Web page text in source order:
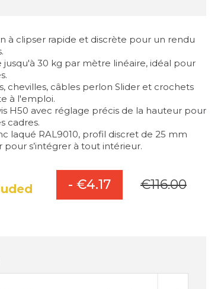
à clipser rapide et discrète pour un rendu
jusqu'à 30 kg par mètre linéaire, idéal pour
chevilles, câbles perlon Slider et crochets
à l'emploi.
H50 avec réglage précis de la hauteur pour
cadres.
laqué RAL9010, profil discret de 25 mm
s’intégrer à tout intérieur.
- €4.17 €116.00